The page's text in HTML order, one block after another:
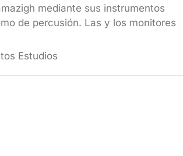
mediante sus instrumentos
de percusión. Las y los monitores
Estudios